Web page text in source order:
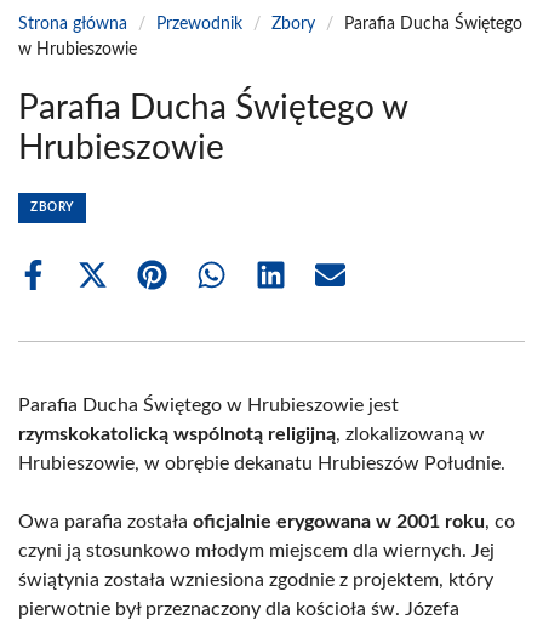
Strona główna / Przewodnik / Zbory /
Parafia Ducha Świętego
w Hrubieszowie
Parafia Ducha Świętego w
Hrubieszowie
ZBORY
Share
Share
(Twitter)
Share Share Share Share
Parafia Ducha Świętego w Hrubieszowie jest
rzymskokatolicką wspólnotą religijną, zlokalizowaną w
Hrubieszowie, w obrębie dekanatu Hrubieszów Południe.
Owa parafia została oficjalnie erygowana w 2001 roku, co
czyni ją stosunkowo młodym miejscem dla wiernych. Jej
świątynia została wzniesiona zgodnie z projektem, który
pierwotnie był przeznaczony dla kościoła św. Józefa